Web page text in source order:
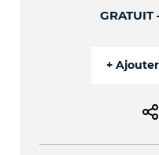
GRATUIT